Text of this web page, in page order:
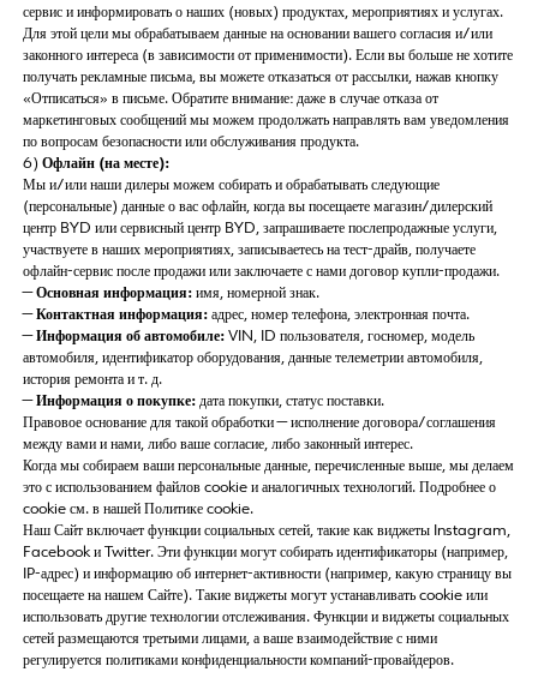
сервис и информировать о наших (новых) продуктах, мероприятиях и услугах.
Для этой цели мы обрабатываем данные на основании вашего согласия и/или
законного интереса (в зависимости от применимости). Если вы больше не хотите
получать рекламные письма, вы можете отказаться от рассылки, нажав кнопку
«Отписаться» в письме. Обратите внимание: даже в случае отказа от
маркетинговых сообщений мы можем продолжать направлять вам уведомления
по вопросам безопасности или обслуживания продукта.
6) Офлайн (на месте):
Мы и/или наши дилеры можем собирать и обрабатывать следующие
(персональные) данные о вас офлайн, когда вы посещаете магазин/дилерский
центр BYD или сервисный центр BYD, запрашиваете послепродажные услуги,
участвуете в наших мероприятиях, записываетесь на тест-драйв, получаете
офлайн-сервис после продажи или заключаете с нами договор купли-продажи.
—Основная информация:имя, номерной знак.
—Контактная информация:адрес, номер телефона, электронная почта.
—Информация об автомобиле:VIN, ID пользователя, госномер, модель
автомобиля, идентификатор оборудования, данные телеметрии автомобиля,
история ремонта и т. д.
—Информация о покупке:дата покупки, статус поставки.
Правовое основание для такой обработки — исполнение договора/соглашения
между вами и нами, либо ваше согласие, либо законный интерес.
Когда мы собираем ваши персональные данные, перечисленные выше, мы делаем
это с использованием файлов cookie и аналогичных технологий. Подробнее о
cookie см. в нашей Политике cookie.
Наш Сайт включает функции социальных сетей, такие как виджеты Instagram,
Facebook и Twitter. Эти функции могут собирать идентификаторы (например,
IP-адрес) и информацию об интернет-активности (например, какую страницу вы
посещаете на нашем Сайте). Такие виджеты могут устанавливать cookie или
использовать другие технологии отслеживания. Функции и виджеты социальных
сетей размещаются третьими лицами, а ваше взаимодействие с ними
регулируется политиками конфиденциальности компаний-провайдеров.